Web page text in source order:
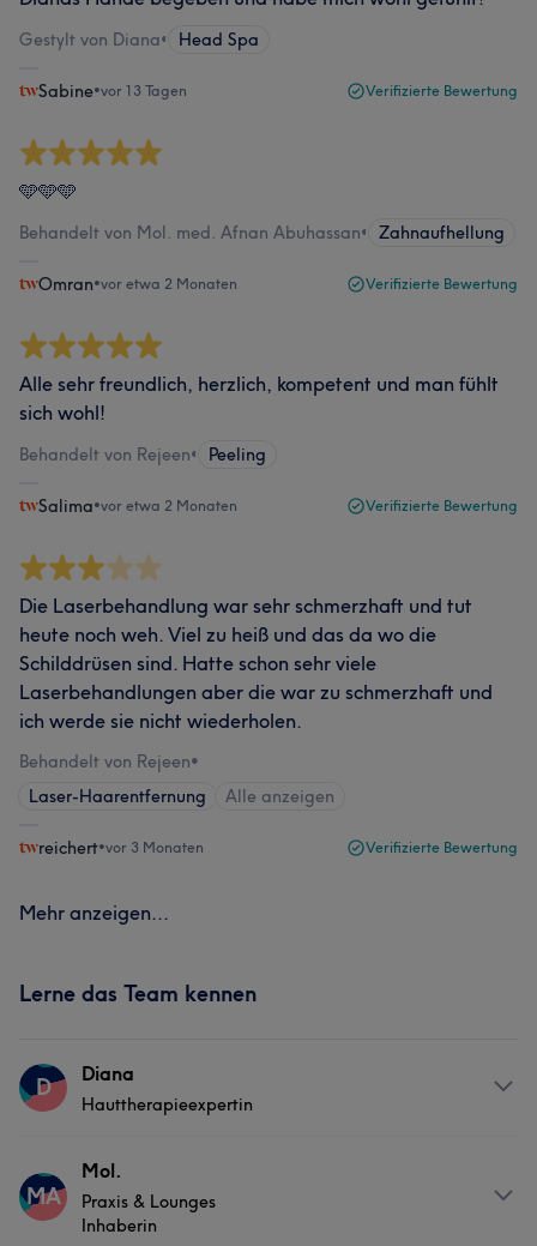
Gestylt von Diana• Head Spa
Sabine•vor 13 Tagen Verifizierte Bewertung
🩵🩵🩵
Behandelt von Mol. med. Afnan Abuhassan• Zahnaufhellung
Omran•vor etwa 2 Monaten Verifizierte Bewertung
Alle sehr freundlich, herzlich, kompetent und man fühlt
sich wohl!
Behandelt von Rejeen• Peeling
Salima•vor etwa 2 Monaten Verifizierte Bewertung
Die Laserbehandlung war sehr schmerzhaft und tut
heute noch weh. Viel zu heiß und das da wo die
Schilddrüsen sind. Hatte schon sehr viele
Laserbehandlungen aber die war zu schmerzhaft und
ich werde sie nicht wiederholen.
Behandelt von Rejeen•
Laser-Haarentfernung
Alle anzeigen
reichert•vor 3 Monaten Verifizierte Bewertung
Mehr anzeigen...
Lerne das Team kennen
D Diana
Hauttherapieexpertin
Services
Friseur
MA
Mol.
Praxis & Lounges
Inhaberin